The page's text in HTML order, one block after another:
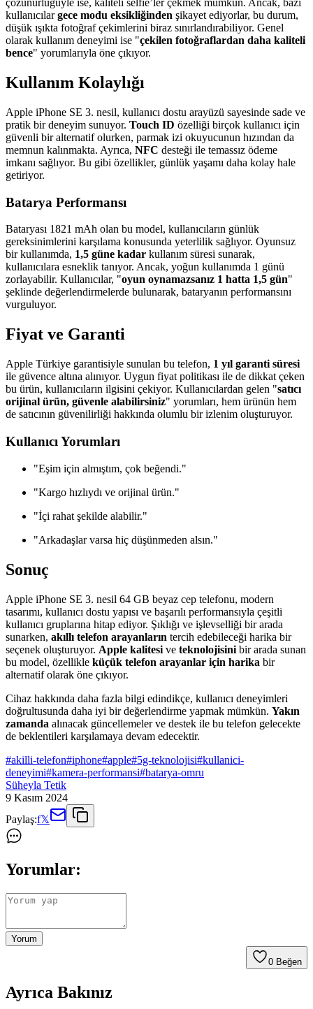
çözünürlüğüyle ise, kaliteli selfie’ler çekmek mümkün. Ancak, bazı
kullanıcılargece modu eksikliğinden şikayet ediyorlar, bu durum,
düşük ışıkta fotoğraf çekimlerini biraz sınırlandırabiliyor. Genel
olarak kullanım deneyimi ise "çekilen fotoğraflardan daha kaliteli
bence" yorumlarıyla öne çıkıyor.
Kullanım Kolaylığı
Apple iPhone SE 3. nesil, kullanıcı dostu arayüzü sayesinde sade ve
pratik bir deneyim sunuyor. Touch ID özelliği birçok kullanıcı için
güvenli bir alternatif olurken, parmak izi okuyucunun hızından da
memnun kalınmakta. Ayrıca, NFC desteği ile temassız ödeme
imkanı sağlıyor. Bu gibi özellikler, günlük yaşamı daha kolay hale
getiriyor.
Batarya Performansı
Bataryası 1821 mAh olan bu model, kullanıcıların günlük
gereksinimlerini karşılama konusunda yeterlilik sağlıyor. Oyunsuz
bir kullanımda, 1,5 güne kadar kullanım süresi sunarak,
kullanıcılara esneklik tanıyor. Ancak, yoğun kullanımda 1 günü
zorlayabilir. Kullanıcılar, "oyun oynamazsanız 1 hatta 1,5 gün"
şeklinde değerlendirmelerde bulunarak, bataryanın performansını
vurguluyor.
Fiyat ve Garanti
Apple Türkiye garantisiyle sunulan bu telefon, 1 yıl garanti süresi
ile güvence altına alınıyor. Uygun fiyat politikası ile de dikkat çeken
bu ürün, kullanıcıların ilgisini çekiyor. Kullanıcılardan gelen "satıcı
orijinal ürün, güvenle alabilirsiniz" yorumları, hem ürünün hem
de satıcının güvenilirliği hakkında olumlu bir izlenim oluşturuyor.
Kullanıcı Yorumları
"Eşim için almıştım, çok beğendi."
"Kargo hızlıydı ve orijinal ürün."
"İçi rahat şekilde alabilir."
"Arkadaşlar varsa hiç düşünmeden alsın."
Sonuç
Apple iPhone SE 3. nesil 64 GB beyaz cep telefonu, modern
tasarımı, kullanıcı dostu yapısı ve başarılı performansıyla çeşitli
kullanıcı gruplarına hitap ediyor. Şıklığı ve işlevselliği bir arada
sunarken, akıllı telefon arayanların tercih edebileceği harika bir
seçenek oluşturuyor. Apple kalitesi ve teknolojisini bir arada sunan
bu model, özellikle küçük telefon arayanlar için harika bir
alternatif olarak öne çıkıyor.
Cihaz hakkında daha fazla bilgi edindikçe, kullanıcı deneyimleri
doğrultusunda daha iyi bir değerlendirme yapmak mümkün. Yakın
zamanda alınacak güncellemeler ve destek ile bu telefon gelecekte
de beklentileri karşılamaya devam edecektir.
#akilli-telefon#iphone#apple#5g-teknolojisi#kullanici-
deneyimi#kamera-performansi#batarya-omru
Süheyla Tetik
9 Kasım 2024
Paylaş:f𝕏
Yorumlar:
Yorum
0 Beğen
Ayrıca Bakınız